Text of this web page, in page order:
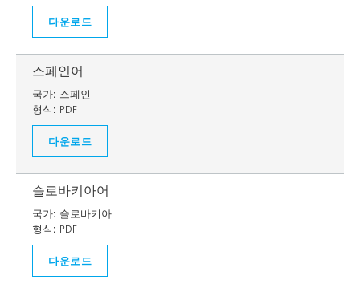
다운로드
스페인어
국가: 스페인
형식: PDF
다운로드
슬로바키아어
국가: 슬로바키아
형식: PDF
다운로드